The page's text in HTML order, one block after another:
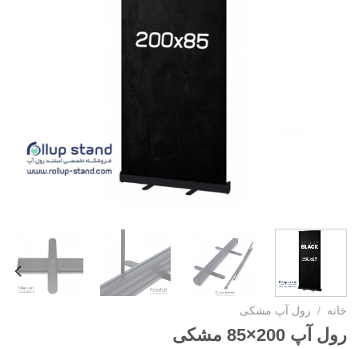
خانه / رول آپ مشکی
رول آپ 200×85 مشکی